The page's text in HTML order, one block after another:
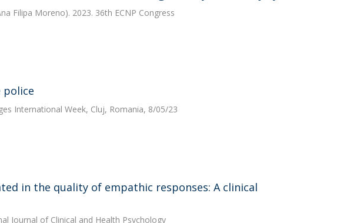
Filipa Moreno). 2023. 36th ECNP Congress
police
International Week, Cluj, Romania, 8/05/23
in the quality of empathic responses: A clinical
Journal of Clinical and Health Psychology